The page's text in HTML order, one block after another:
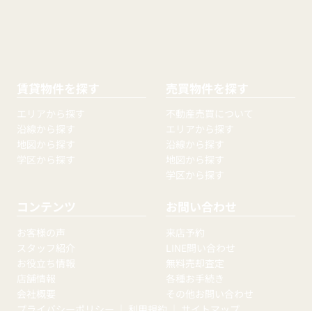
賃貸物件を探す
エリアから探す
沿線から探す
地図から探す
学区から探す
売買物件を探す
不動産売買について
エリアから探す
沿線から探す
地図から探す
学区から探す
コンテンツ
お客様の声
スタッフ紹介
お役立ち情報
店舗情報
会社概要
お問い合わせ
来店予約
LINE問い合わせ
無料売却査定
各種お手続き
その他お問い合わせ